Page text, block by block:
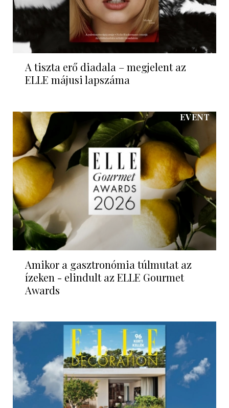
A tiszta erő diadala – megjelent az
ELLE májusi lapszáma
EVENT
Amikor a gasztronómia túlmutat az
ízeken - elindult az ELLE Gourmet
Awards